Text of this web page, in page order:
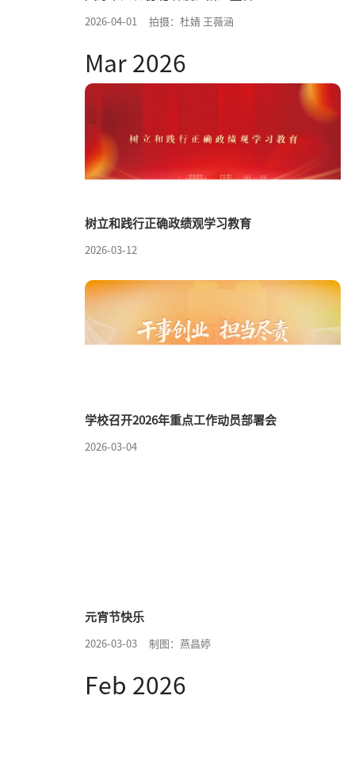
2026-04-01 拍摄：杜婧 王薇涵
Mar 2026
树立和践行正确政绩观学习教育
2026-03-12
学校召开2026年重点工作动员部署会
2026-03-04
元宵节快乐
2026-03-03 制图：燕昌婷
Feb 2026